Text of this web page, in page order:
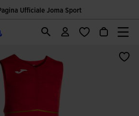
Ufficiale Joma Sport